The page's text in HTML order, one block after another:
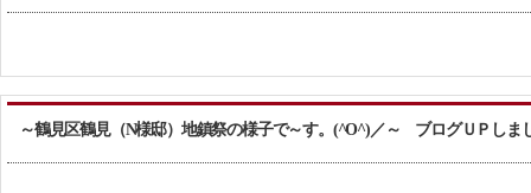
～鶴見区鶴見（N様邸）地鎮祭の様子で～す。(^O^)／～ ブログＵＰしま